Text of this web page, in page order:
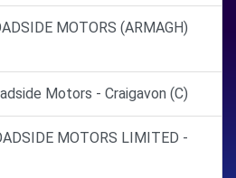
MOTORS (ARMAGH)
Motors - Craigavon (C)
MOTORS LIMITED -